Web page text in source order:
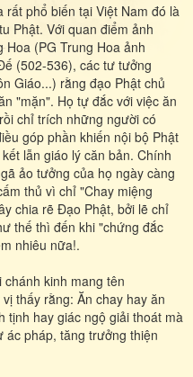
phổ biến tại Việt Nam đó là
Phật. Với quan điểm ảnh
(PG Trung Hoa ảnh
(502-536), các tư tưởng
Giáo...) rằng đạo Phật chủ
"mặn". Họ tự đắc với việc ăn
chỉ trích những người có
góp phần khiến nội bộ Phật
lẫn giáo lý căn bản. Chính
ảo tưởng của họ ngày càng
thủ vì chỉ "Chay miệng
chia rẽ Đạo Phật, bởi lẽ chỉ
thế thì đến khi "chứng đắc
nhiêu nữa!.
kinh mang tên
thấy rằng: Ăn chay hay ăn
tịnh hay giác ngộ giải thoát mà
ác pháp, tăng trưởng thiện